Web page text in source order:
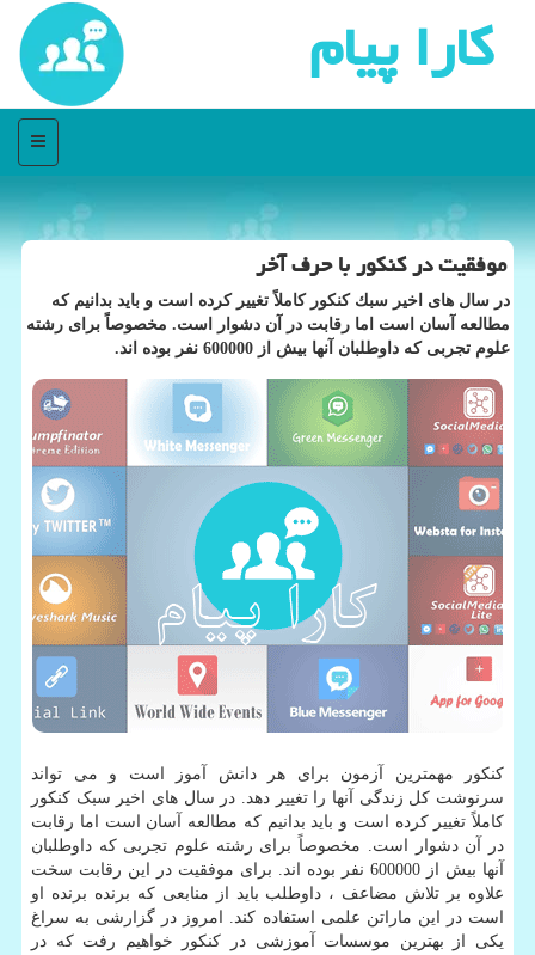
كارا پیام
منو
موفقیت در كنكور با حرف آخر
در سال های اخیر سبك كنكور كاملاً تغییر كرده است و باید بدانیم كه
مطالعه آسان است اما رقابت در آن دشوار است. مخصوصاً برای رشته
علوم تجربی كه داوطلبان آنها بیش از 600000 نفر بوده اند.
کنکور مهمترین آزمون برای هر دانش آموز است و می تواند
سرنوشت کل زندگی آنها را تغییر دهد. در سال های اخیر سبک کنکور
کاملاً تغییر کرده است و باید بدانیم که مطالعه آسان است اما رقابت
در آن دشوار است. مخصوصاً برای رشته علوم تجربی که داوطلبان
آنها بیش از 600000 نفر بوده اند. برای موفقیت در این رقابت سخت
علاوه بر تلاش مضاعف ، داوطلب باید از منابعی که برنده برنده او
است در این ماراتن علمی استفاده کند. امروز در گزارشی به سراغ
یکی از بهترین موسسات آموزشی در کنکور خواهیم رفت که در